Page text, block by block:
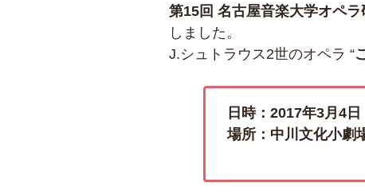
第15回 名古屋音楽大学オペ
しました。
J.シュトラウス2世のオペラ “
日時：2017年3月4
場所：中川文化小劇